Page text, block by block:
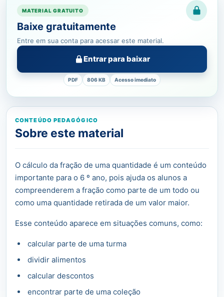
MATERIAL GRATUITO
Baixe gratuitamente
Entre em sua conta para acessar este material.
Entrar para baixar
PDF 806 KB Acesso imediato
CONTEÚDO PEDAGÓGICO
Sobre este material
O cálculo da fração de uma quantidade é um conteúdo
importante para o 6 º ano, pois ajuda os alunos a
compreenderem a fração como parte de um todo ou
como uma quantidade retirada de um valor maior.
Esse conteúdo aparece em situações comuns, como:
calcular parte de uma turma
dividir alimentos
calcular descontos
encontrar parte de uma coleção